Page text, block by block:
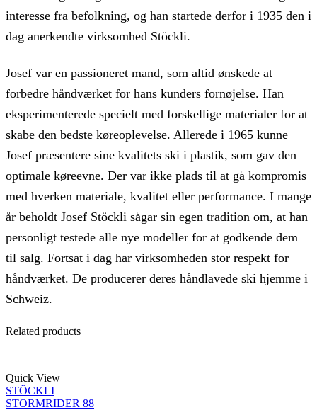
interesse fra befolkning, og han startede derfor i 1935 den i
dag anerkendte virksomhed Stöckli.
Josef var en passioneret mand, som altid ønskede at
forbedre håndværket for hans kunders fornøjelse. Han
eksperimenterede specielt med forskellige materialer for at
skabe den bedste køreoplevelse. Allerede i 1965 kunne
Josef præsentere sine kvalitets ski i plastik, som gav den
optimale køreevne. Der var ikke plads til at gå kompromis
med hverken materiale, kvalitet eller performance. I mange
år beholdt Josef Stöckli sågar sin egen tradition om, at han
personligt testede alle nye modeller for at godkende dem
til salg. Fortsat i dag har virksomheden stor respekt for
håndværket. De producerer deres håndlavede ski hjemme i
Schweiz.
Related products
Quick View
STÖCKLI
STORMRIDER 88